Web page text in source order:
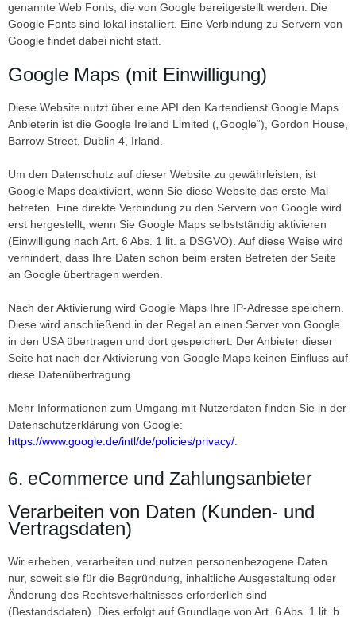
genannte Web Fonts, die von Google bereitgestellt werden. Die
Google Fonts sind lokal installiert. Eine Verbindung zu Servern von
Google findet dabei nicht statt.
Google Maps (mit Einwilligung)
Diese Website nutzt über eine API den Kartendienst Google Maps.
Anbieterin ist die Google Ireland Limited („Google“), Gordon House,
Barrow Street, Dublin 4, Irland.
Um den Datenschutz auf dieser Website zu gewährleisten, ist
Google Maps deaktiviert, wenn Sie diese Website das erste Mal
betreten. Eine direkte Verbindung zu den Servern von Google wird
erst hergestellt, wenn Sie Google Maps selbstständig aktivieren
(Einwilligung nach Art. 6 Abs. 1 lit. a DSGVO). Auf diese Weise wird
verhindert, dass Ihre Daten schon beim ersten Betreten der Seite
an Google übertragen werden.
Nach der Aktivierung wird Google Maps Ihre IP-Adresse speichern.
Diese wird anschließend in der Regel an einen Server von Google
in den USA übertragen und dort gespeichert. Der Anbieter dieser
Seite hat nach der Aktivierung von Google Maps keinen Einfluss auf
diese Datenübertragung.
Mehr Informationen zum Umgang mit Nutzerdaten finden Sie in der
Datenschutzerklärung von Google:
https://www.google.de/intl/de/policies/privacy/.
6. eCommerce und Zahlungsanbieter
Verarbeiten von Daten (Kunden- und
Vertragsdaten)
Wir erheben, verarbeiten und nutzen personenbezogene Daten
nur, soweit sie für die Begründung, inhaltliche Ausgestaltung oder
Änderung des Rechtsverhältnisses erforderlich sind
(Bestandsdaten). Dies erfolgt auf Grundlage von Art. 6 Abs. 1 lit. b